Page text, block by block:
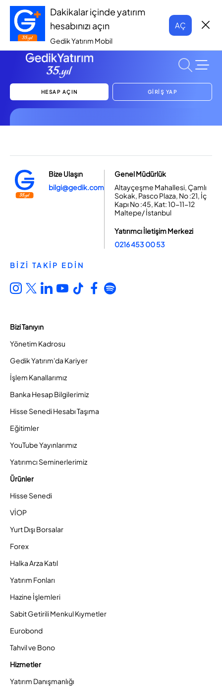
Dakikalar içinde yatırım
hesabınızı açın
Gedik Yatırım Mobil
AÇ
HESAP AÇIN GİRİŞ YAP
Bize Ulaşın
bilgi@gedik.com
Genel Müdürlük
Altayçeşme Mahallesi, Çamlı
Sokak, Pasco Plaza, No :21, İç
Kapı No :45, Kat: 10-11-12
Maltepe/ İstanbul
Yatırımcı İletişim Merkezi
0216 453 00 53
BİZİ TAKİP EDİN
Bizi Tanıyın
Yönetim Kadrosu
Gedik Yatırım'da Kariyer
İşlem Kanallarımız
Banka Hesap Bilgilerimiz
Hisse Senedi Hesabı Taşıma
Eğitimler
YouTube Yayınlarımız
Yatırımcı Seminerlerimiz
Ürünler
Hisse Senedi
VİOP
Yurt Dışı Borsalar
Forex
Halka Arza Katıl
Yatırım Fonları
Hazine İşlemleri
Sabit Getirili Menkul Kıymetler
Eurobond
Tahvil ve Bono
Hizmetler
Yatırım Danışmanlığı